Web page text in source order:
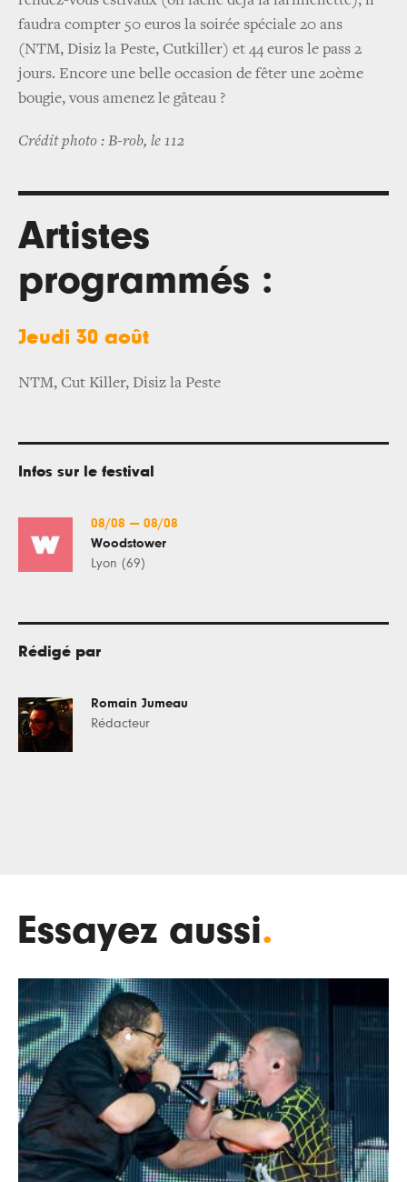
faudra compter 50 euros la soirée spéciale 20 ans
(NTM, Disiz la Peste, Cutkiller) et 44 euros le pass 2
jours. Encore une belle occasion de fêter une 20ème
bougie, vous amenez le gâteau ?
Crédit photo : B-rob, le 112
Artistes
programmés :
Jeudi 30 août
NTM, Cut Killer, Disiz la Peste
Infos sur le festival
08/08 — 08/08
Woodstower
Lyon (69)
Rédigé par
Romain Jumeau
Rédacteur
Essayez aussi.